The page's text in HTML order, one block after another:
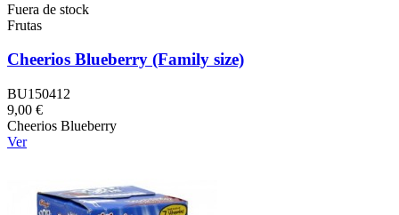
Fuera de stock
Frutas
Cheerios Blueberry (Family size)
BU150412
9,00 €
Cheerios Blueberry
Ver